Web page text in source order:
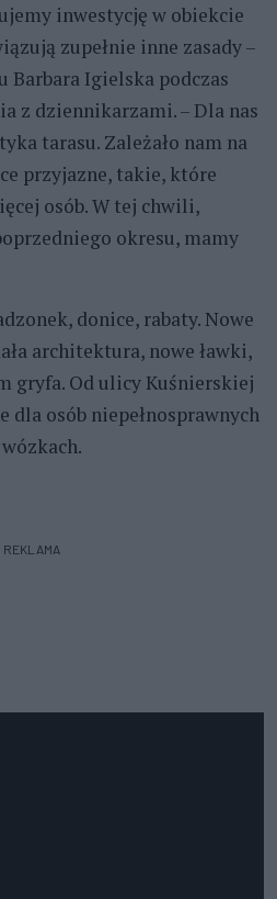
inwestycję w obiekcie
zupełnie inne zasady –
Barbara Igielska podczas
z dziennikarzami. – Dla nas
tarasu. Zależało nam na
przyjazne, takie, które
osób. W tej chwili,
okresu, mamy
donice, rabaty. Nowe
architektura, nowe ławki,
gryfa. Od ulicy Kuśnierskiej
dla osób niepełnosprawnych
REKLAMA